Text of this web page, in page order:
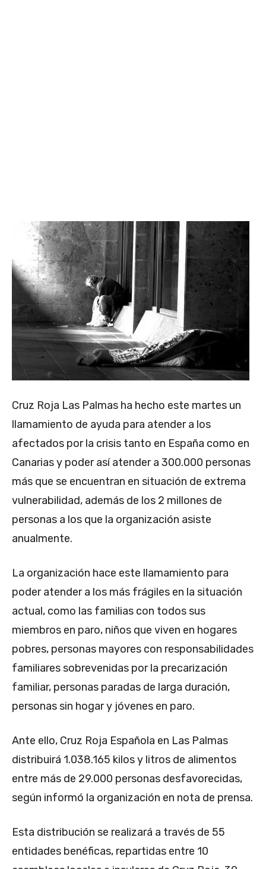
Cruz Roja Las Palmas ha hecho este martes un
llamamiento de ayuda para atender a los
afectados por la crisis tanto en España como en
Canarias y poder así atender a 300.000 personas
más que se encuentran en situación de extrema
vulnerabilidad, además de los 2 millones de
personas a los que la organización asiste
anualmente.
La organización hace este llamamiento para
poder atender a los más frágiles en la situación
actual, como las familias con todos sus
miembros en paro, niños que viven en hogares
pobres, personas mayores con responsabilidades
familiares sobrevenidas por la precarización
familiar, personas paradas de larga duración,
personas sin hogar y jóvenes en paro.
Ante ello, Cruz Roja Española en Las Palmas
distribuirá 1.038.165 kilos y litros de alimentos
entre más de 29.000 personas desfavorecidas,
según informó la organización en nota de prensa.
Esta distribución se realizará a través de 55
entidades benéficas, repartidas entre 10